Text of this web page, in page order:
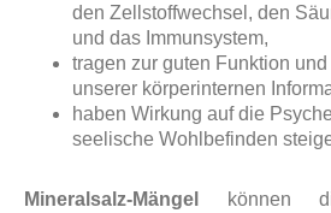
den Zellstoffwechsel, den
und das Immunsystem,
tragen zur guten Funktion
unserer körperinternen
haben Wirkung auf die
seelische Wohlbefinden
Mineralsalz-Mängel
können